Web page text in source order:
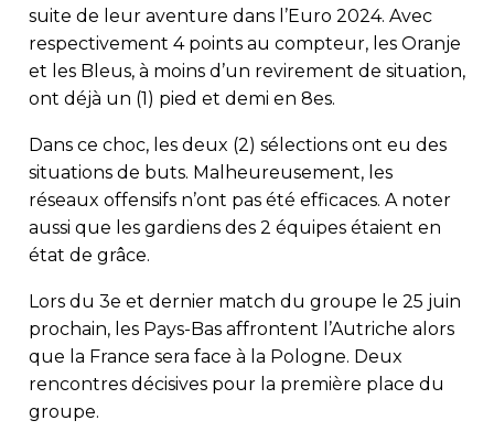
suite de leur aventure dans l’Euro 2024. Avec
respectivement 4 points au compteur, les Oranje
et les Bleus, à moins d’un revirement de situation,
ont déjà un (1) pied et demi en 8es.
Dans ce choc, les deux (2) sélections ont eu des
situations de buts. Malheureusement, les
réseaux offensifs n’ont pas été efficaces. A noter
aussi que les gardiens des 2 équipes étaient en
état de grâce.
Lors du 3e et dernier match du groupe le 25 juin
prochain, les Pays-Bas affrontent l’Autriche alors
que la France sera face à la Pologne. Deux
rencontres décisives pour la première place du
groupe.